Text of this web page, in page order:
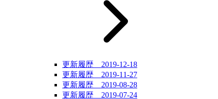
更新履歴 2019-12-18
更新履歴 2019-11-27
更新履歴 2019-08-28
更新履歴 2019-07-24